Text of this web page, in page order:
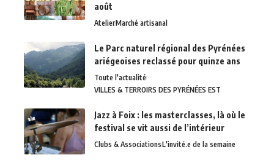
août
AtelierMarché artisanal
Le Parc naturel régional des Pyrénées
ariégeoises reclassé pour quinze ans
Toute l'actualité
VILLES & TERROIRS DES PYRÉNÉES EST
Jazz à Foix : les masterclasses, là où le
festival se vit aussi de l’intérieur
Clubs & AssociationsL'invité.e de la semaine